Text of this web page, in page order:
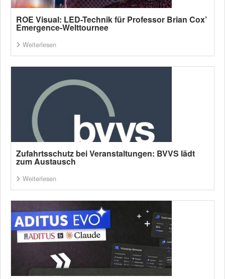
ROE Visual: LED-Technik für Professor Brian Cox’
Emergence-Welttournee
Weiterlesen
Zufahrtsschutz bei Veranstaltungen: BVVS lädt
zum Austausch
Weiterlesen